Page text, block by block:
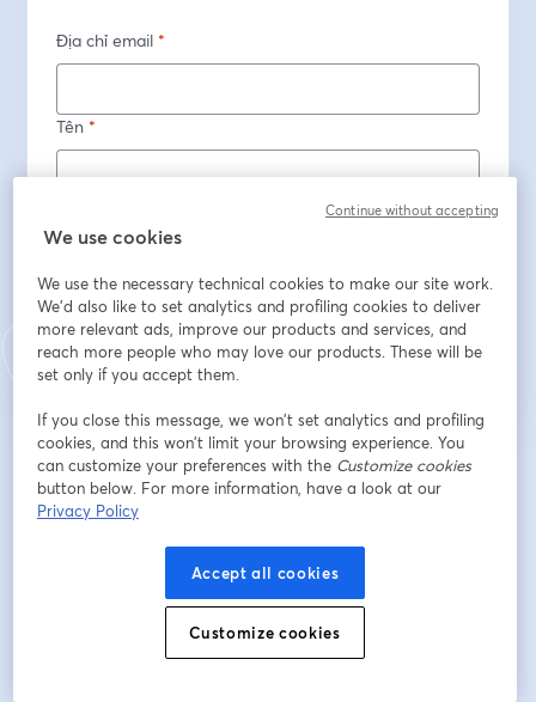
Địa chỉ email *
Tên *
Đăng ký
Bạn đã đăng ký từ trước?
Bằng việc đăng ký, bạn xác nhận và đồng ý vớiĐiều khoản dịch vụ
mở trong tab
vàChính
sách quyền riêng tư của chúng tôi Thông tin của bạn sẽ được chia sẻ với
We use cookies
We use the necessary technical cookies to make our site work.
We'd also like to set analytics and profiling cookies to deliver
more relevant ads, improve our products and services, and
reach more people who may love our products. These will be
set only if you accept them.
If you close this message, we won’t set analytics and profiling
cookies, and this won’t limit your browsing experience. You
can customize your preferences with the Customize cookies
button below. For more information, have a look at our
Privacy Policy
Accept all cookies
Customize cookies
Continue without accepting